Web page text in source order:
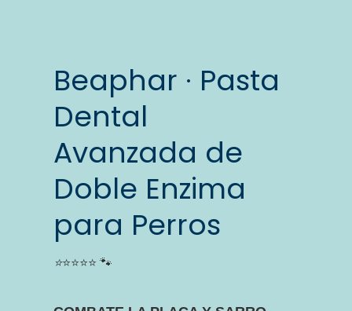
Beaphar · Pasta
Dental
Avanzada de
Doble Enzima
para Perros
⭐⭐⭐⭐⭐ 🐾